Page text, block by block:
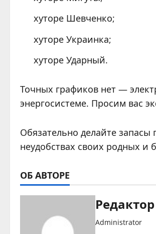
хуторе Шевченко;
хуторе Украинка;
хуторе Ударный.
Точных графиков нет —
энергосистеме. Просим вас
Обязательно делайте
неудобствах своих родных и
ОБ АВТОРЕ
Редактор
Administrator